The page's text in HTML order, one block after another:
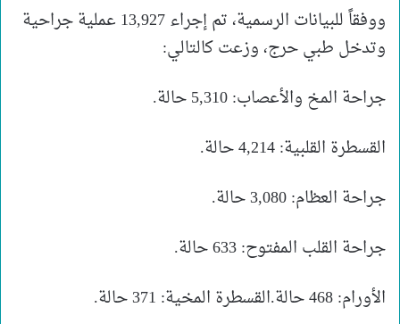
ووفقاً للبيانات الرسمية، تم إجراء 13,927 عملية جراحية
وتدخل طبي حرج، وزعت كالتالي:
جراحة المخ والأعصاب: 5,310 حالة.
القسطرة القلبية: 4,214 حالة.
جراحة العظام: 3,080 حالة.
جراحة القلب المفتوح: 633 حالة.
الأورام: 468 حالة.القسطرة المخية: 371 حالة.